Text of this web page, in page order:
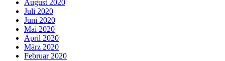
August 2020
Juli 2020
Juni 2020
Mai 2020
April 2020
März 2020
Februar 2020